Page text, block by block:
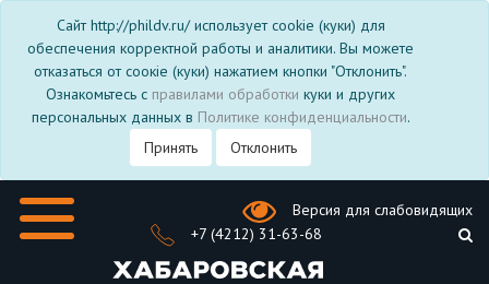
Сайт http://phildv.ru/ использует cookie (куки) для
обеспечения корректной работы и аналитики. Вы можете
отказаться от соокіе (куки) нажатием кнопки "Отклонить".
Ознакомьтесь с правилами обработки куки и других
персональных данных в Политике конфиденциальности.
Принять
Отклонить
Версия для слабовидящих
+7 (4212) 31-63-68